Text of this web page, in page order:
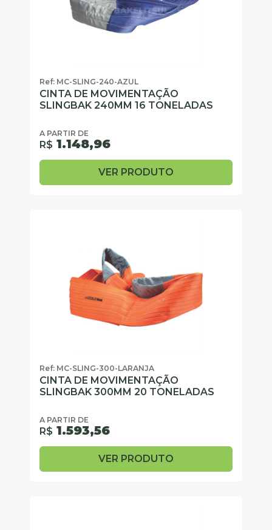
Ref: MC-SLING-240-AZUL
CINTA DE MOVIMENTAÇÃO
SLINGBAK 240MM 16 TONELADAS
A PARTIR DE
R$ 1.148,96
VER PRODUTO
Ref: MC-SLING-300-LARANJA
CINTA DE MOVIMENTAÇÃO
SLINGBAK 300MM 20 TONELADAS
A PARTIR DE
R$ 1.593,56
VER PRODUTO